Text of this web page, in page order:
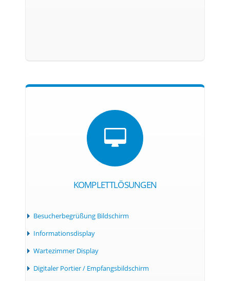
KOMPLETTLÖSUNGEN
Besucherbegrüßung Bildschirm
Informationsdisplay
Wartezimmer Display
Digitaler Portier / Empfangsbildschirm